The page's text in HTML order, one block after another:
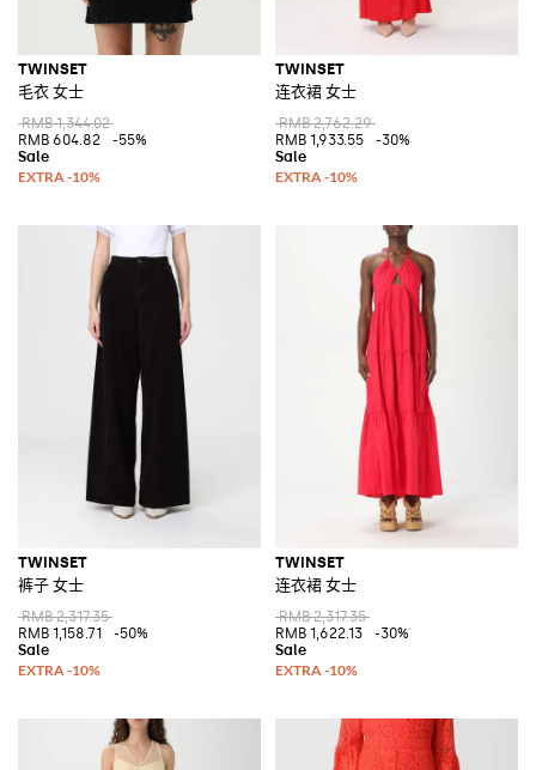
TWINSET
毛衣 女士
RMB 1,344.02
RMB 604.82
-55%
TWINSET
连衣裙 女士
RMB 2,762.29
RMB 1,933.55
-30%
TWINSET
裤子 女士
RMB 2,317.35
RMB 1,158.71
-50%
TWINSET
连衣裙 女士
RMB 2,317.35
RMB 1,622.13
-30%